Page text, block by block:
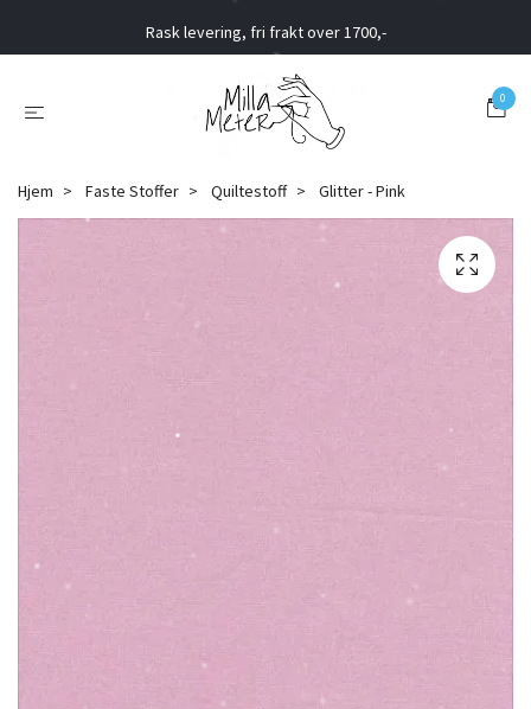
Rask levering, fri frakt over 1700,-
0
Hjem Faste Stoffer Quiltestoff Glitter - Pink